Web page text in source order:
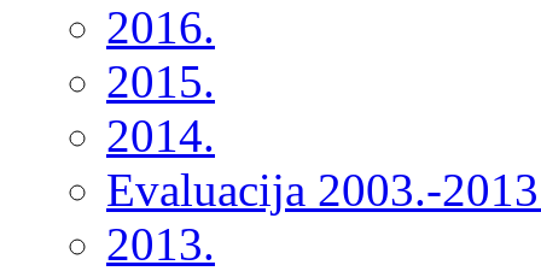
2016.
2015.
2014.
Evaluacija 2003.-
2013.